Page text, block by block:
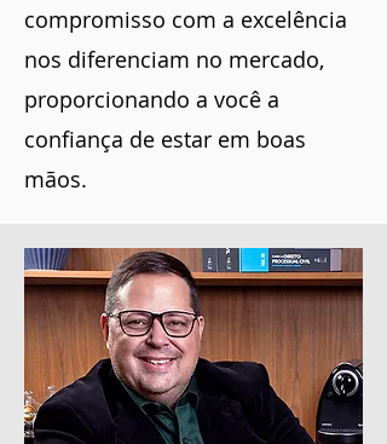
compromisso com a excelência
nos diferenciam no mercado,
proporcionando a você a
confiança de estar em boas
mãos.